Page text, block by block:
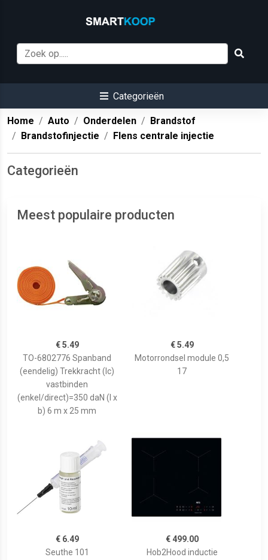
Categorieën
Home Auto Onderdelen
Brandstof
Brandstofinjectie
Flens centrale injectie
Categorieën
Meest populaire producten
€ 5.49
TO-6802776 Spanband
(eendelig) Trekkracht (lc)
vastbinden
(enkel/direct)=350 daN (l x
b) 6 m x 25 mm
€ 5.49
Motorrondsel module 0,5
17
€ 6.49
Seuthe 101
€ 499.00
Hob2Hood inductie